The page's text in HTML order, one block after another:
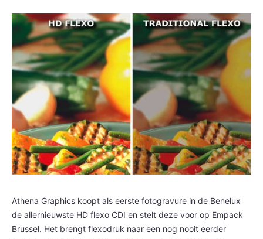
Athena Graphics koopt als eerste fotogravure in de Benelux
de allernieuwste HD flexo CDI en stelt deze voor op Empack
Brussel. Het brengt flexodruk naar een nog nooit eerder